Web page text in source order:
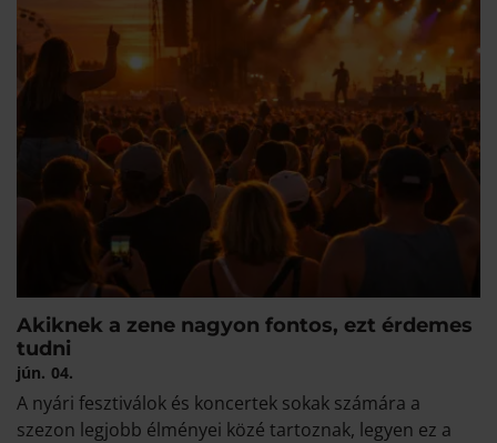
Akiknek a zene nagyon fontos, ezt érdemes
tudni
jún. 04.
A nyári fesztiválok és koncertek sokak számára a
szezon legjobb élményei közé tartoznak, legyen ez a